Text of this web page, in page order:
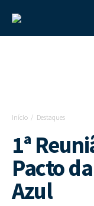
Início Destaques
1ª
Pacto
Azul